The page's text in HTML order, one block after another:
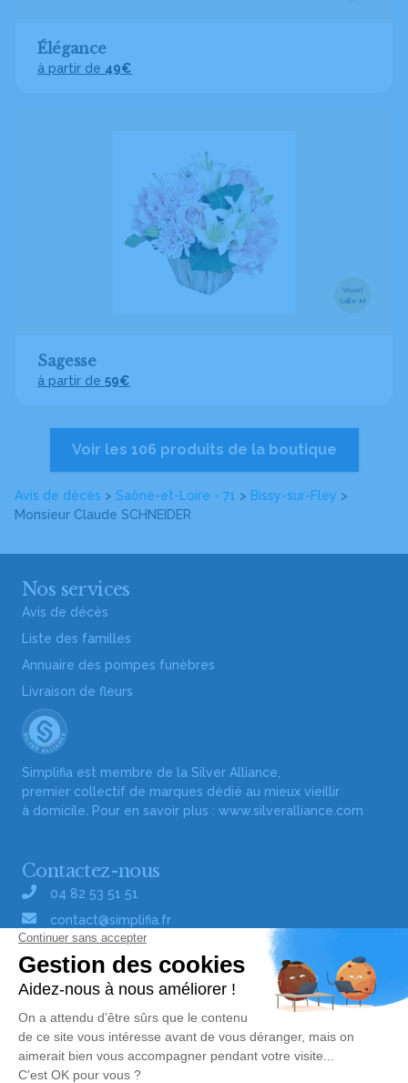
Avis de décès > Saône-et-Loire - 71 > Bissy-sur-Fley >
Monsieur Claude SCHNEIDER
Élégance
à partir de 49€
Visuel
taille M
Sagesse
à partir de 59€
Voir les 106 produits de la boutique
Nos services
Avis de décès
Liste des familles
Annuaire des pompes funèbres
Livraison de fleurs
Simplifia est membre de la Silver Alliance,
premier collectif de marques dédié au mieux vieillir
à domicile. Pour en savoir plus : www.silveralliance.com
Contactez-nous
04 82 53 51 51
contact@simplifia.fr
Réseaux sociaux
Liens utiles